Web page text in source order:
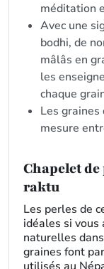
méditation
Avec une
bodhi, de
mâlâs en
les
chaque
Les
mesure
Chapelet
raktu
Les perles de
idéales si vous
naturelles
graines font